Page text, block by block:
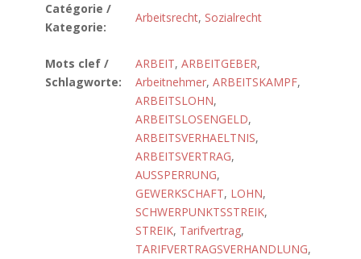
Catégorie /
Kategorie:
Arbeitsrecht, Sozialrecht
Mots clef /
Schlagworte:
ARBEIT, ARBEITGEBER,
Arbeitnehmer, ARBEITSKAMPF,
ARBEITSLOHN,
ARBEITSLOSENGELD,
ARBEITSVERHAELTNIS,
ARBEITSVERTRAG,
AUSSPERRUNG,
GEWERKSCHAFT, LOHN,
SCHWERPUNKTSSTREIK,
STREIK, Tarifvertrag,
TARIFVERTRAGSVERHANDLUNG,